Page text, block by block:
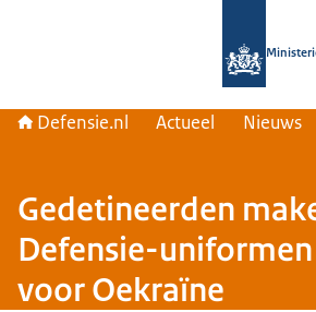
Defensie.nl Actueel Nieuws
Gedetineerden
Defensie-
voor Oekraïne